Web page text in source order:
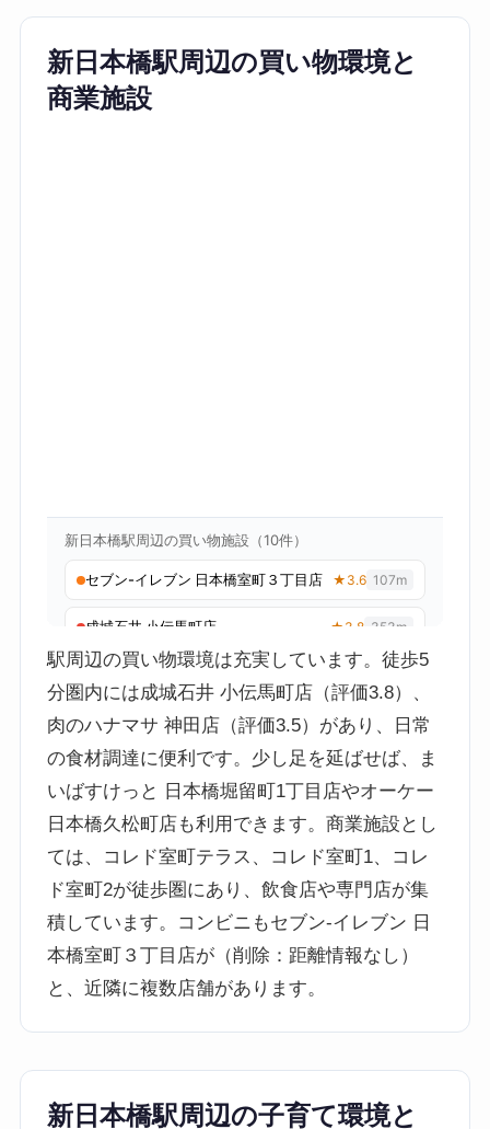
新日本橋駅周辺の買い物環境と
商業施設
駅周辺の買い物環境は充実しています。徒歩5
分圏内には成城石井 小伝馬町店（評価3.8）、
肉のハナマサ 神田店（評価3.5）があり、日常
の食材調達に便利です。少し足を延ばせば、ま
いばすけっと 日本橋堀留町1丁目店やオーケー
日本橋久松町店も利用できます。商業施設とし
ては、コレド室町テラス、コレド室町1、コレ
ド室町2が徒歩圏にあり、飲食店や専門店が集
積しています。コンビニもセブン-イレブン 日
本橋室町３丁目店が（削除：距離情報なし）
と、近隣に複数店舗があります。
新日本橋駅周辺の子育て環境と